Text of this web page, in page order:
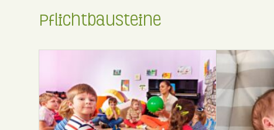
Pflichtbausteine